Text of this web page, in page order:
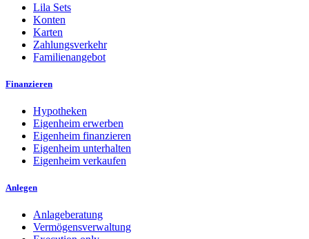
Lila Sets
Konten
Karten
Zahlungsverkehr
Familienangebot
Finanzieren
Hypotheken
Eigenheim erwerben
Eigenheim finanzieren
Eigenheim unterhalten
Eigenheim verkaufen
Anlegen
Anlageberatung
Vermögensverwaltung